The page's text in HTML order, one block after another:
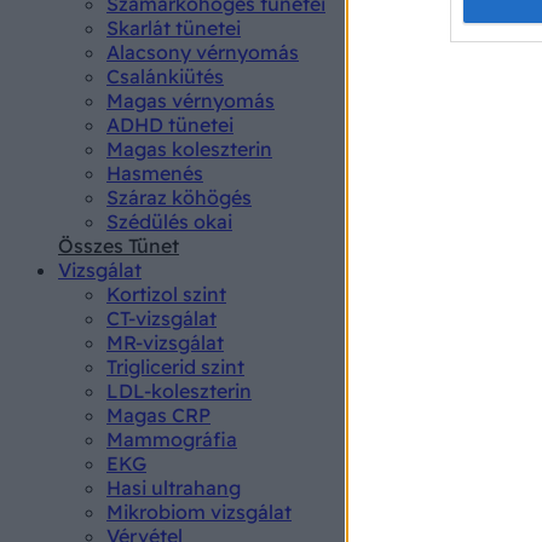
Skarlát tünetei
Alacsony vérnyomás
Csalánkiütés
Magas vérnyomás
ADHD tünetei
Magas koleszterin
Hasmenés
Száraz köhögés
Szédülés okai
Összes Tünet
Vizsgálat
Kortizol szint
CT-vizsgálat
MR-vizsgálat
Triglicerid szint
LDL-koleszterin
Magas CRP
Mammográfia
EKG
Hasi ultrahang
Mikrobiom vizsgálat
Vérvétel